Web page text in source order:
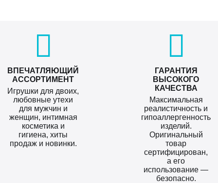
ВПЕЧАТЛЯЮЩИЙ
АССОРТИМЕНТ
Игрушки для двоих,
любовные утехи
для мужчин и
женщин, интимная
косметика и
гигиена, хиты
продаж и новинки.
ГАРАНТИЯ
ВЫСОКОГО
КАЧЕСТВА
Максимальная
реалистичность и
гипоаллергенность
изделий.
Оригинальный
товар
сертифицирован,
а его
использование —
безопасно.